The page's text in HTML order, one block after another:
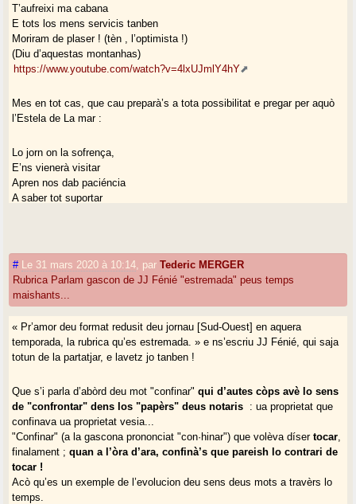
T’aufreixi ma cabana
E tots los mens servicis tanben
Moriram de plaser ! (tèn , l’optimista !)
(Diu d’aquestas montanhas)
https://www.youtube.com/watch?v=4lxUJmlY4hY
Mes en tot cas, que cau preparà’s a tota possibilitat e pregar per aquò
l’Estela de La mar :
Lo jorn on la sofrença,
E’ns vienerà visitar
Apren nos dab paciéncia
A saber tot suportar
NB pas segur que los ligams e marxen ,vertat...
# Le 31 mars 2020 à 10:14 parTederic MERGER
Rubrica Parlam gascon de JJ Fénié "estremada" peus temps
maishants...
« Pr’amor deu format redusit deu jornau [Sud-Ouest] en aquera
temporada, la rubrica qu’es estremada. » e ns’escriu JJ Fénié, qui saja
totun de la partatjar, e lavetz jo tanben !
Que s’i parla d’abòrd deu mot "confinar"qui d’autes còps avè lo sens
de "confrontar" dens los "papèrs" deus notaris : ua proprietat que
confinava ua proprietat vesia...
"Confinar" (a la gascona prononciat "con·hinar") que volèva dísertocar
finalament ;quan a l’òra d’ara, confinà’s que pareish lo contrari de
tocar !
Acò qu’es un exemple de l’evolucion deu sens deus mots a travèrs lo
temps.